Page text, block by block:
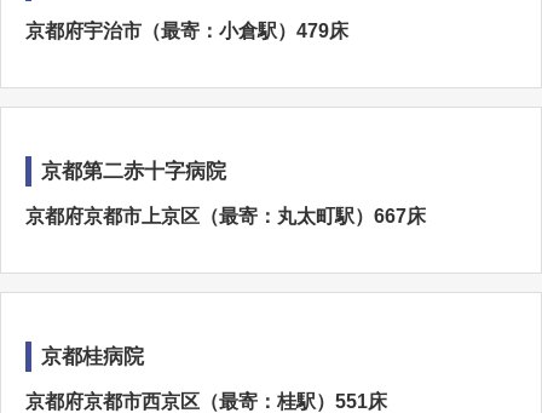
京都府宇治市（最寄：小倉駅）479床
京都第二赤十字病院
京都府京都市上京区（最寄：丸太町駅）667床
京都桂病院
京都府京都市西京区（最寄：桂駅）551床